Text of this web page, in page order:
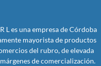
L es una empresa de Córdoba
mayorista de productos
del rubro, de elevada
de comercialización.